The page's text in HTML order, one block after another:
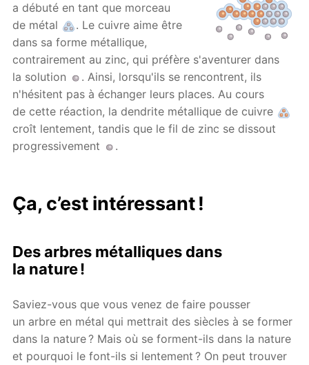
a débuté en tant que morceau
de métal
. Le cuivre aime être
dans sa forme métallique,
contrairement au zinc, qui préfère s'aventurer dans
la solution
. Ainsi, lorsqu'ils se rencontrent, ils
n'hésitent pas à échanger leurs places. Au cours
de cette réaction, la dendrite métallique de cuivre
croît lentement, tandis que le fil de zinc se dissout
progressivement
.
Ça, c’est intéressant !
Des arbres métalliques dans
la nature !
Saviez-vous que vous venez de faire pousser
un arbre en métal qui mettrait des siècles à se former
dans la nature ? Mais où se forment-ils dans la nature
et pourquoi le font-ils si lentement ? On peut trouver